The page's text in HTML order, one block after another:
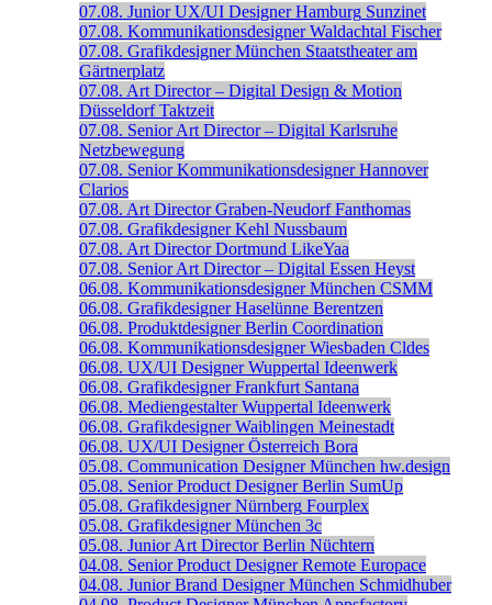
07.08. Junior UX/UI Designer Hamburg Sunzinet
07.08. Kommunikationsdesigner Waldachtal Fischer
07.08. Grafikdesigner München Staatstheater am
Gärtnerplatz
07.08. Art Director – Digital Design & Motion
Düsseldorf Taktzeit
07.08. Senior Art Director – Digital Karlsruhe
Netzbewegung
07.08. Senior Kommunikationsdesigner Hannover
Clarios
07.08. Art Director Graben-Neudorf Fanthomas
07.08. Grafikdesigner Kehl Nussbaum
07.08. Art Director Dortmund LikeYaa
07.08. Senior Art Director – Digital Essen Heyst
06.08. Kommunikationsdesigner München CSMM
06.08. Grafikdesigner Haselünne Berentzen
06.08. Produktdesigner Berlin Coordination
06.08. Kommunikationsdesigner Wiesbaden Cldes
06.08. UX/UI Designer Wuppertal Ideenwerk
06.08. Grafikdesigner Frankfurt Santana
06.08. Mediengestalter Wuppertal Ideenwerk
06.08. Grafikdesigner Waiblingen Meinestadt
06.08. UX/UI Designer Österreich Bora
05.08. Communication Designer München hw.design
05.08. Senior Product Designer Berlin SumUp
05.08. Grafikdesigner Nürnberg Fourplex
05.08. Grafikdesigner München 3c
05.08. Junior Art Director Berlin Nüchtern
04.08. Senior Product Designer Remote Europace
04.08. Junior Brand Designer München Schmidhuber